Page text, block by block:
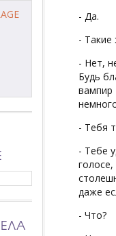
- Да.
- Такие
- Нет,
Будь
вампир
- Тебя
- Тебе
даже
- Что?